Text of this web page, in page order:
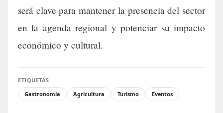
será clave para mantener la presencia del sector
en la agenda regional y potenciar su impacto
económico y cultural.
ETIQUETAS
Gastronomía
Agricultura Turismo Eventos